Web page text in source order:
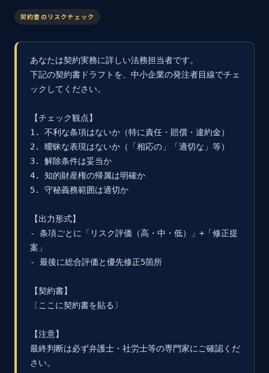
契約書のリスクチェック
あなたは契約実務に詳しい法務担当者です。
下記の契約書ドラフトを、中小企業の発注者目線でチェ
ックしてください。
【チェック観点】
1. 不利な条項はないか（特に責任・賠償・違約金）
2. 曖昧な表現はないか（「相応の」「適切な」等）
3. 解除条件は妥当か
4. 知的財産権の帰属は明確か
5. 守秘義務範囲は適切か
【出力形式】
- 条項ごとに「リスク評価（高・中・低）」+「修正提
案」
- 最後に総合評価と優先修正5箇所
【契約書】
〔ここに契約書を貼る〕
【注意】
最終判断は必ず弁護士・社労士等の専門家にご確認くだ
さい。